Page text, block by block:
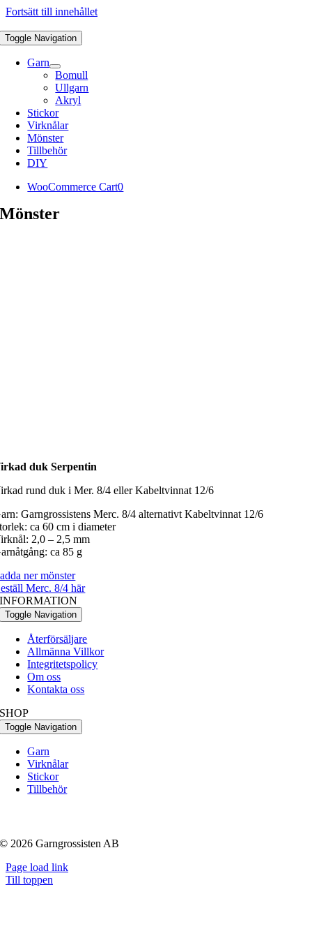
Fortsätt till innehållet
Toggle Navigation
Garn
Bomull
Ullgarn
Akryl
Stickor
Virknålar
Mönster
Tillbehör
DIY
WooCommerce Cart0
Mönster
duk Serpentin
rund duk i Mer. 8/4 eller Kabeltvinnat 12/6
Garngrossistens Merc. 8/4 alternativt Kabeltvinnat 12/6
ca 60 cm i diameter
2,0 – 2,5 mm
ca 85 g
ner mönster
Merc. 8/4 här
INFORMATION
Toggle Navigation
Återförsäljare
Allmänna Villkor
Integritetspolicy
Om oss
Kontakta oss
SHOP
Toggle Navigation
Garn
Virknålar
Stickor
Tillbehör
© 2026 Garngrossisten AB
Page load link
Till toppen